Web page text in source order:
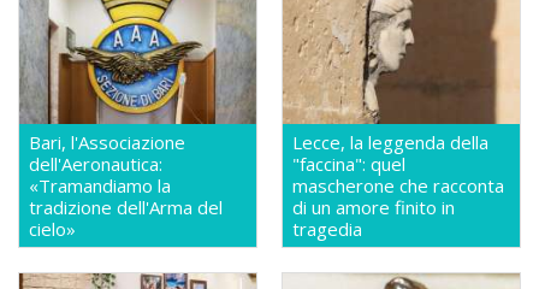
Bari, l'Associazione
dell'Aeronautica:
«Tramandiamo la
tradizione dell'Arma del
cielo»
Lecce, la leggenda della
"faccina": quel
mascherone che racconta
di un amore finito in
tragedia